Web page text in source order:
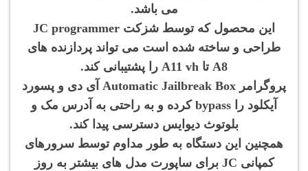
می باشد.
این محصول که توسط شزکت JC programmer
طراحی و ساخته شده است می تواند پردازنده های
A8 تا A11 vh را پشتیبانی کند.
پروگرامر Automatic Jailbreak Box آی دی و پسورد
آیکلود را bypass کرده و به راحتی به آدرس مک و
بلوتوث دیوایس دسترسی پیدا کند.
همچنین این دستگاه به طور مداوم توسط سرورهای
کمپانی JC برای ساپورت مدل های بیشتر به روز